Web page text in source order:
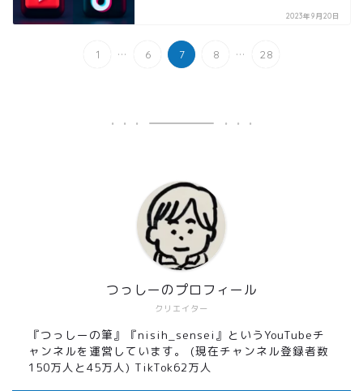
2023年9月20日
1 ... 6 7 8 ... 28
クリエイター
つっしーのプロフィール
『つっしーの筆』『nisih_sensei』というYouTubeチ
ャンネルを運営しています。 (現在チャンネル登録者数
150万人と45万人) TikTok62万人